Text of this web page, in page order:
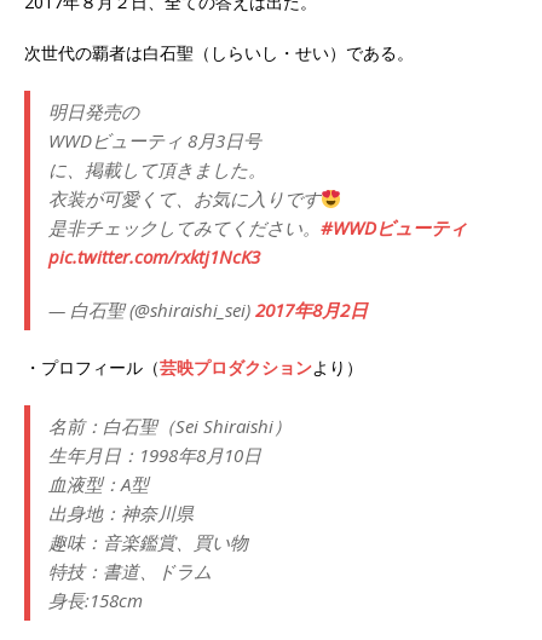
次世代の覇者は白石聖（しらいし・せい）である。
明日発売の
WWDビューティ 8月3日号
に、掲載して頂きました。
衣装が可愛くて、お気に入りです
是非チェックしてみてください。 #WWDビューティ
pic.twitter.com/rxktj1NcK3
— 白石聖 (@shiraishi_sei) 2017年8月2日
・プロフィール（芸映プロダクションより）
名前：白石聖（Sei Shiraishi）
生年月日：1998年8月10日
血液型：A型
出身地：神奈川県
趣味：音楽鑑賞、買い物
特技：書道、ドラム
身長:158cm